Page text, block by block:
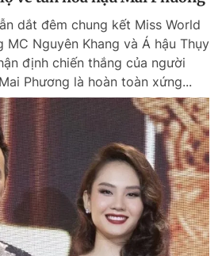
dắt đêm chung kết Miss World
Nguyên Khang và Á hậu Thụy
định chiến thắng của người
Phương là hoàn toàn xứng...